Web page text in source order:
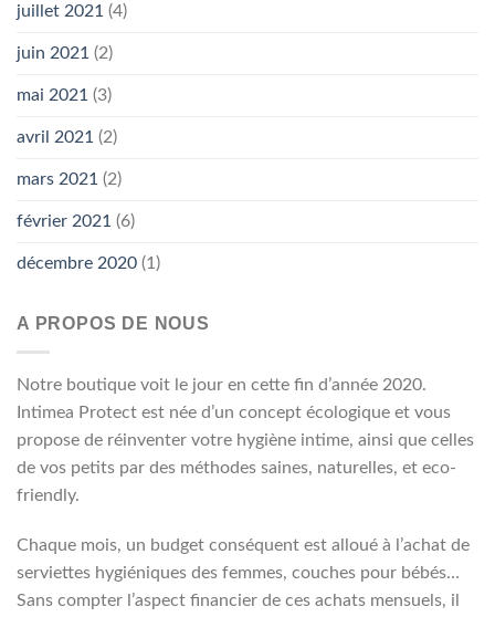
juillet 2021 (4)
juin 2021 (2)
mai 2021 (3)
avril 2021 (2)
mars 2021 (2)
février 2021 (6)
décembre 2020 (1)
A PROPOS DE NOUS
Notre boutique voit le jour en cette fin d’année 2020.
Intimea Protect est née d’un concept écologique et vous
propose de réinventer votre hygiène intime, ainsi que celles
de vos petits par des méthodes saines, naturelles, et eco-
friendly.
Chaque mois, un budget conséquent est alloué à l’achat de
serviettes hygiéniques des femmes, couches pour bébés…
Sans compter l’aspect financier de ces achats mensuels, il